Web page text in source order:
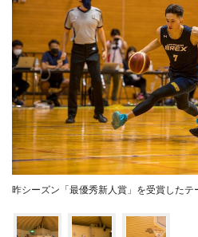
昨シーズン「最優秀新人賞」を受賞したテ